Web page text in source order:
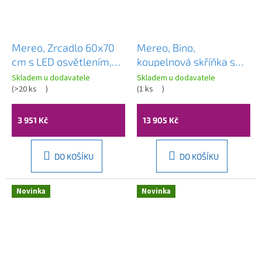
Mereo, Zrcadlo 60x70
cm s LED osvětlením,
CN155
Skladem u dodavatele
(>20 ks )
3 951 Kč
DO KOŠÍKU
Mereo, Bino,
koupelnová skříňka s
umyvadlem z litého
mramoru 121 cm,
CN633M
Skladem u dodavatele
(1 ks )
13 905 Kč
DO KOŠÍKU
Novinka Novinka